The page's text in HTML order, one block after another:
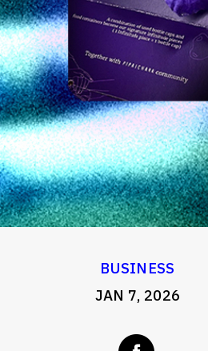
BUSINESS
JAN 7, 2026